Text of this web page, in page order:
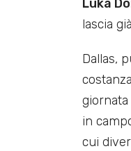
Luka
lascia
Dallas,
in
cui